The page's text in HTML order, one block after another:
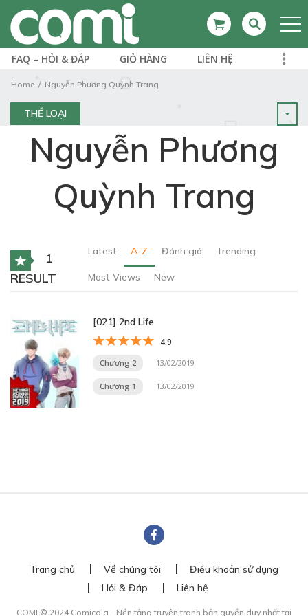
FAQ – HỎI & ĐÁP GIỎ HÀNG LIÊN HỆ
Home Nguyễn Phương Quỳnh Trang
THỂ LOẠI
Nguyễn Phương
Quỳnh Trang
1
RESULT
Latest A-Z Đánh giá Trending
Most Views New
[021] 2nd Life
4.9
Chương 2 13/02/2019
Chương 1 13/02/2019
Trang chủ Về chúng tôi
Điều khoản sử dụng
Hỏi & Đáp
Liên hệ
COMI © 2024 Comicola - Nền tảng truyện tranh bản quyền duy nhất tại